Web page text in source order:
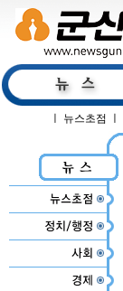
뉴스초점